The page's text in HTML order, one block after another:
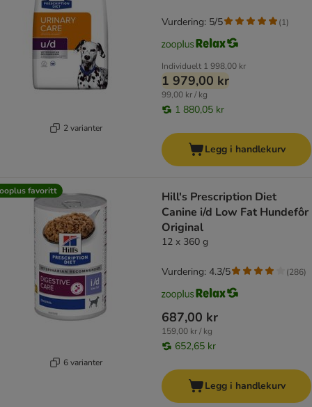
2 varianter
Individuelt 1 998,00 kr
1 979,00 kr
99,00 kr / kg
1 880,05 kr
Vurdering: 5/5 (1)
Legg i handlekurv
favoritt
6 varianter
Hill's Prescription Diet
Canine i/d Low Fat Hundefôr
Original
12 x 360 g
687,00 kr
159,00 kr / kg
652,65 kr
Vurdering: 4.3/5 (286)
Legg i handlekurv